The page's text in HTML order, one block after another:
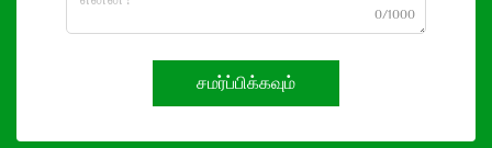
0/1000
சமர்ப்பிக்கவும்